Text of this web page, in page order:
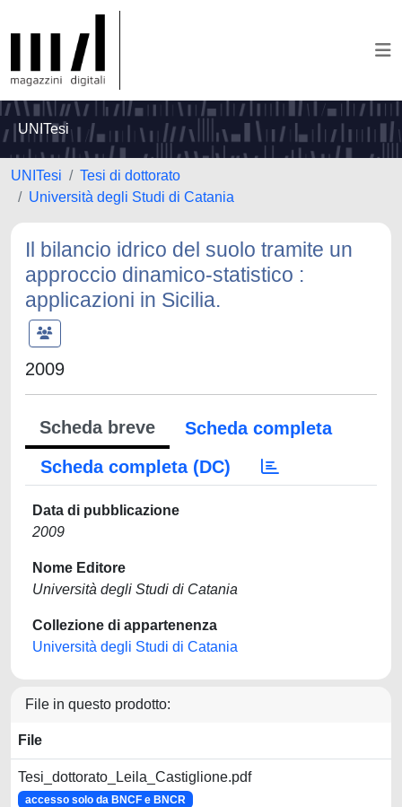
UNITesi
UNITesi
Tesi di dottorato
Università degli Studi di Catania
Il bilancio idrico del suolo tramite un
approccio dinamico-statistico :
applicazioni in Sicilia.
2009
Scheda breve
Scheda completa
Scheda completa (DC)
Data di pubblicazione
2009
Nome Editore
Università degli Studi di Catania
Collezione di appartenenza
Università degli Studi di Catania
File in questo prodotto:
File
Tesi_dottorato_Leila_Castiglione.pdf
accesso solo da BNCF e BNCR